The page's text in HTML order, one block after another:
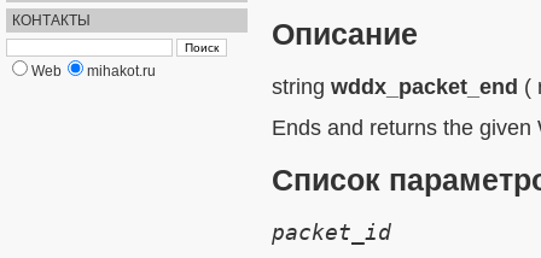
КОНТАКТЫ
Web mihakot.ru
Описание
string wddx_packet_end (
Ends and returns the given
Список
packet_id